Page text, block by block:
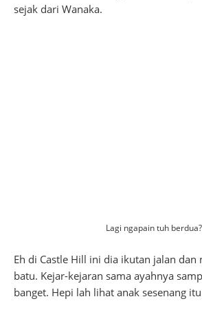
sejak dari Wanaka.
Lagi ngapain tuh berdua?
Eh di Castle Hill ini dia ikutan jalan dan
batu. Kejar-kejaran sama ayahnya
banget. Hepi lah lihat anak sesenang